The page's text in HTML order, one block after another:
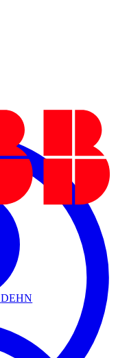
DEHN